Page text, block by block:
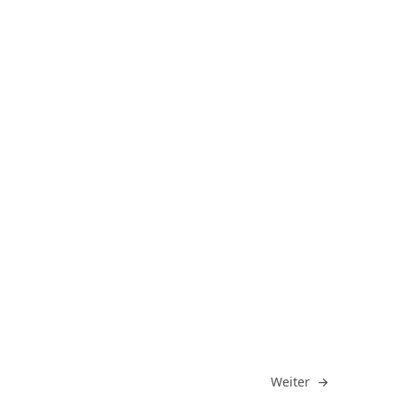
Gehe zu
Weiter →